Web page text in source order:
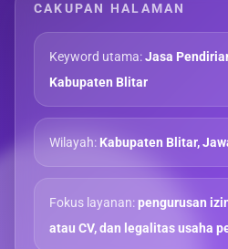
CAKUPAN HALAMAN
Keyword utama:Jasa
Kabupaten Blitar
Wilayah:Kabupaten Blitar,
Fokus layanan:pengurusan
atau CV, dan legalitas usaha